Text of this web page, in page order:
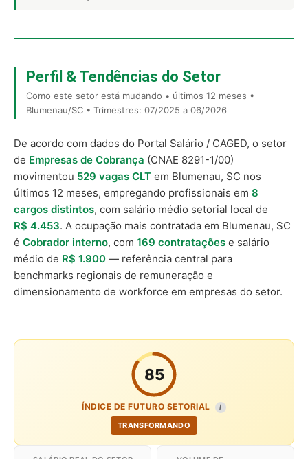
Perfil & Tendências do Setor
Como este setor está mudando • últimos 12 meses •
Blumenau/SC • Trimestres: 07/2025 a 06/2026
De acordo com dados do Portal Salário / CAGED, o setor
de Empresas de Cobrança (CNAE 8291-1/00)
movimentou 529 vagas CLT em Blumenau, SC nos
últimos 12 meses, empregando profissionais em 8
cargos distintos, com salário médio setorial local de
R$ 4.453. A ocupação mais contratada em Blumenau, SC
é Cobrador interno, com 169 contratações e salário
médio de R$ 1.900 — referência central para
benchmarks regionais de remuneração e
dimensionamento de workforce em empresas do setor.
85
ÍNDICE DE FUTURO SETORIAL I
TRANSFORMANDO